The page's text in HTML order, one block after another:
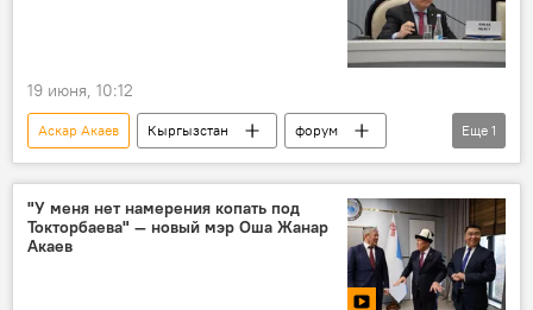
19 июня, 10:12
Аскар Акаев Кыргызстан
форум
Иссык-Куль
Еще 1
"У меня нет намерения копать под
Токторбаева" — новый мэр Оша Жанар
Акаев